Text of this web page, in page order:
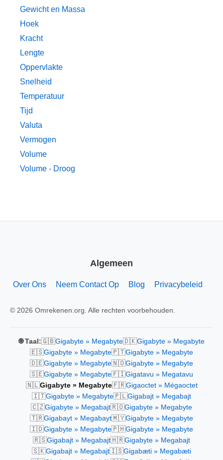
Gewicht en Massa
Hoek
Kracht
Lengte
Oppervlakte
Snelheid
Temperatuur
Tijd
Valuta
Vermogen
Volume
Volume - Droog
Algemeen
Over Ons Neem Contact Op Blog Privacybeleid
© 2026 Omrekenen.org. Alle rechten voorbehouden.
🌐 Taal:🇬🇧Gigabyte » Megabyte🇩🇰Gigabyte » Megabyte
🇪🇸Gigabyte » Megabyte🇵🇹Gigabyte » Megabyte
🇩🇪Gigabyte » Megabyte🇳🇴Gigabyte » Megabyte
🇸🇪Gigabyte » Megabyte🇫🇮Gigatavu » Megatavu
🇳🇱Gigabyte » Megabyte🇫🇷Gigaoctet » Mégaoctet
🇮🇹Gigabyte » Megabyte🇵🇱Gigabajt » Megabajt
🇨🇿Gigabyte » Megabajt🇷🇴Gigabyte » Megabyte
🇹🇷Gigabayt » Megabayt🇲🇾Gigabyte » Megabyte
🇮🇩Gigabyte » Megabyte🇵🇭Gigabyte » Megabyte
🇷🇸Gigabajt » Megabajt🇭🇷Gigabyte » Megabajt
🇸🇰Gigabajt » Megabajt🇮🇸Gigabæti » Megabæti